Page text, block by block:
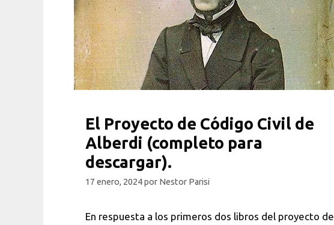
El Proyecto de Código Civil de
Alberdi (completo para
descargar).
17 enero, 2024por Nestor Parisi
En respuesta a los primeros dos libros del proyecto de